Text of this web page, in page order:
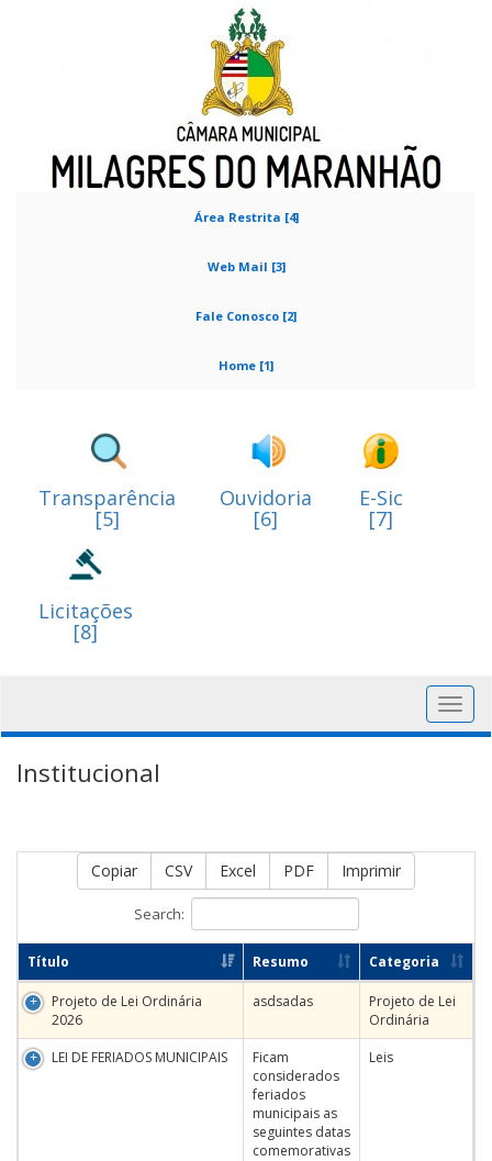
Área Restrita [4]
Web Mail [3]
Fale Conosco [2]
Home [1]
Transparência
[5]
Ouvidoria
[6]
E-Sic
[7]
Licitações
[8]
Institucional
Copiar CSV Excel PDF Imprimir
Search:
Título Resumo Categoria
Projeto de Lei Ordinária
2026
asdsadas
Projeto de Lei
Ordinária
LEI DE FERIADOS MUNICIPAIS
Ficam
considerados
feriados
municipais as
seguintes datas
comemorativas
Leis